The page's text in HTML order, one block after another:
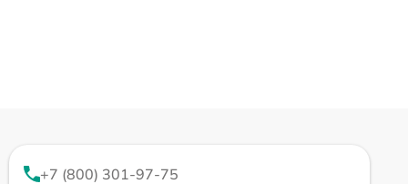
+7 (800) 301-97-75